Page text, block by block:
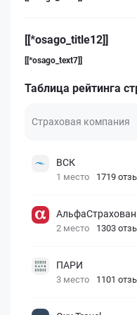
[[*osago_title12]]
[[*osago_text7]]
Таблица рейтинга
Страховая компания
ВСК
1 место 1719
2 место 1303
ПАРИ
3 место 1101